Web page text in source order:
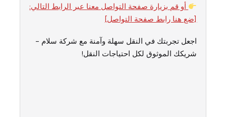
أو قم بزيارة صفحة التواصل معنا عبر الرابط التالي:
[ضع هنا رابط صفحة التواصل]
اجعل تجربتك في النقل سهلة وآمنة مع شركة سلام –
شريكك الموثوق لكل احتياجات النقل!